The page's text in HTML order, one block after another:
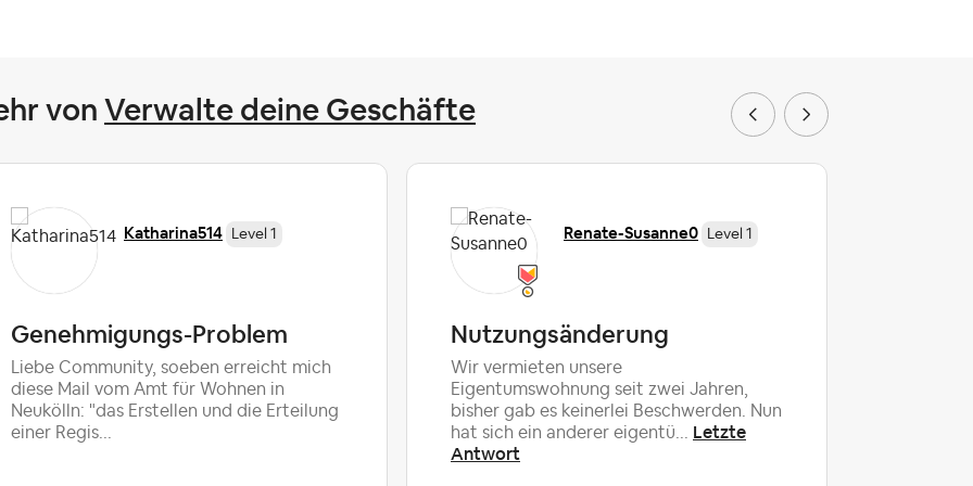
vonVerwalte deine Geschäfte
Katharina514 Level 1
Genehmigungs-Problem
Liebe Community, soeben erreicht mich
diese Mail vom Amt für Wohnen in
Neukölln: "das Erstellen und die Erteilung
einer Regis...
Renate-Susanne0 Level 1
Nutzungsänderung
Wir vermieten unsere
Eigentumswohnung seit zwei Jahren,
bisher gab es keinerlei Beschwerden. Nun
hat sich ein anderer eigentü... Letzte
Antwort